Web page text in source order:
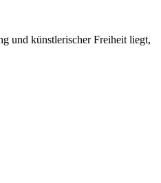
und künstlerischer Freiheit liegt,